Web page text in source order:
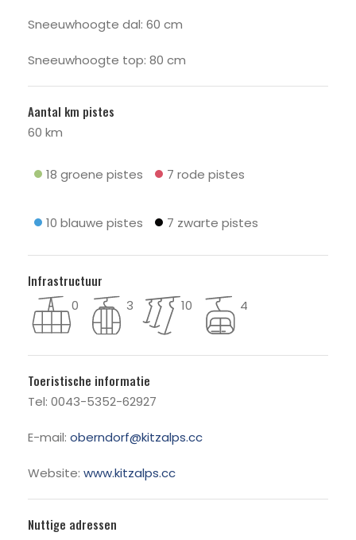
Sneeuwhoogte dal: 60 cm
Sneeuwhoogte top: 80 cm
Aantal km pistes
60 km
18 groene pistes 7 rode pistes
10 blauwe pistes 7 zwarte pistes
Infrastructuur
0 3 10 4
Toeristische informatie
Tel: 0043-5352-62927
E-mail: oberndorf@kitzalps.cc
Website: www.kitzalps.cc
Nuttige adressen